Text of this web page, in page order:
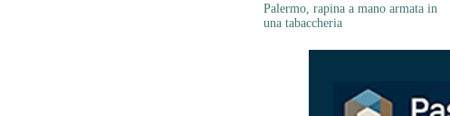
Palermo, rapina a mano armata in
una tabaccheria